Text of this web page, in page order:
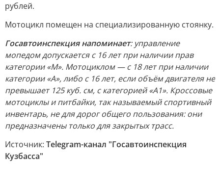
рублей.
Мотоцикл помещен на специализированную стоянку.
Госавтоинспекция напоминает: управление
мопедом допускается с 16 лет при наличии прав
категории «М». Мотоциклом — с 18 лет при наличии
категории «А», либо с 16 лет, если объём двигателя не
превышает 125 куб. см, с категорией «А1». Кроссовые
мотоциклы и питбайки, так называемый спортивный
инвентарь, не для дорог общего пользования: они
предназначены только для закрытых трасс.
Источник: Telegram-канал "Госавтоинспекция
Кузбасса"